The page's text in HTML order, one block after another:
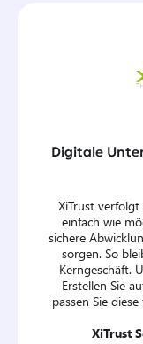
Digitale
XiTrust
einfach wie
sichere
sorgen. So
Kerngeschäft.
Erstellen Sie
passen Sie
XiTrust